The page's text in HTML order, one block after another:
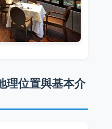
理位置與基本介